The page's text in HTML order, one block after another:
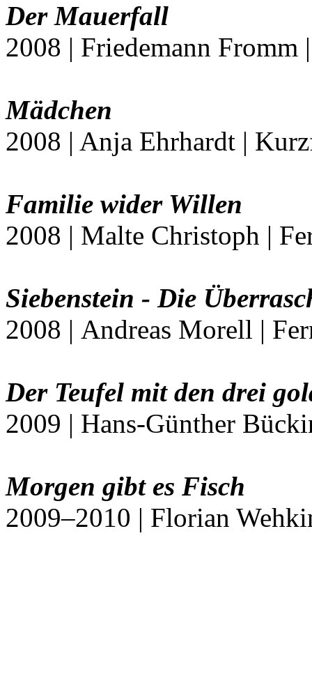
Der Mauerfall
2008 | Friedemann Fromm
Mädchen
2008 | Anja Ehrhardt |
Familie wider Willen
2008 | Malte Christoph |
Siebenstein - Die
2008 | Andreas Morell |
Der Teufel mit den drei
2009 | Hans-Günther
Morgen gibt es Fisch
2009–2010 | Florian